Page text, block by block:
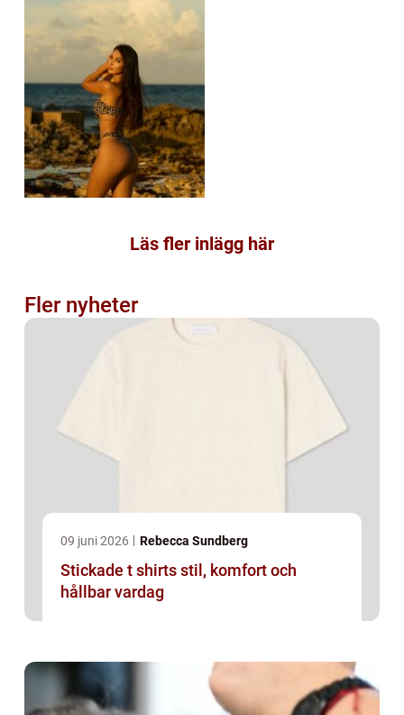
Läs fler inlägg här
Fler nyheter
09 juni 2026 Rebecca Sundberg
Stickade t shirts stil, komfort och
hållbar vardag